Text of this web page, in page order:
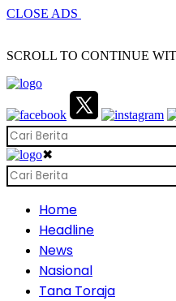
CLOSE ADS
SCROLL TO CONTINUE
✖
Home
Headline
News
Nasional
Tana Toraja